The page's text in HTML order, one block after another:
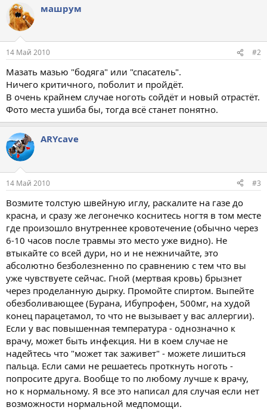
машрум
14 Май 2010 #2
Мазать мазью "бодяга" или "спасатель".
Ничего критичного, поболит и пройдёт.
В очень крайнем случае ноготь сойдёт и новый отрастёт.
Фото места ушиба бы, тогда всё станет понятно.
ARYсave
14 Май 2010 #3
Возмите толстую швейную иглу, раскалите на газе до
красна, и сразу же легонечко коснитесь ногтя в том месте
где произошло внутреннее кровотечение (обычно через
6-10 часов после травмы это место уже видно). Не
втыкайте со всей дури, но и не нежничайте, это
абсолютно безболезненно по сравнению с тем что вы
уже чувствуете сейчас. Гной (мертвая кровь) брызнет
через проделанную дырку. Промойте спиртом. Выпейте
обезболивающее (Бурана, Ибупрофен, 500мг, на худой
конец парацетамол, то что не вызывает у вас аллергии).
Если у вас повышенная температура - однозначно к
врачу, может быть инфекция. Ни в коем случае не
надейтесь что "может так заживет" - можете лишиться
пальца. Если сами не решаетесь проткнуть ноготь -
попросите друга. Вообще то по любому лучше к врачу,
но к нормальному. Я все это написал для случая если нет
возможности нормальной медпомощи.